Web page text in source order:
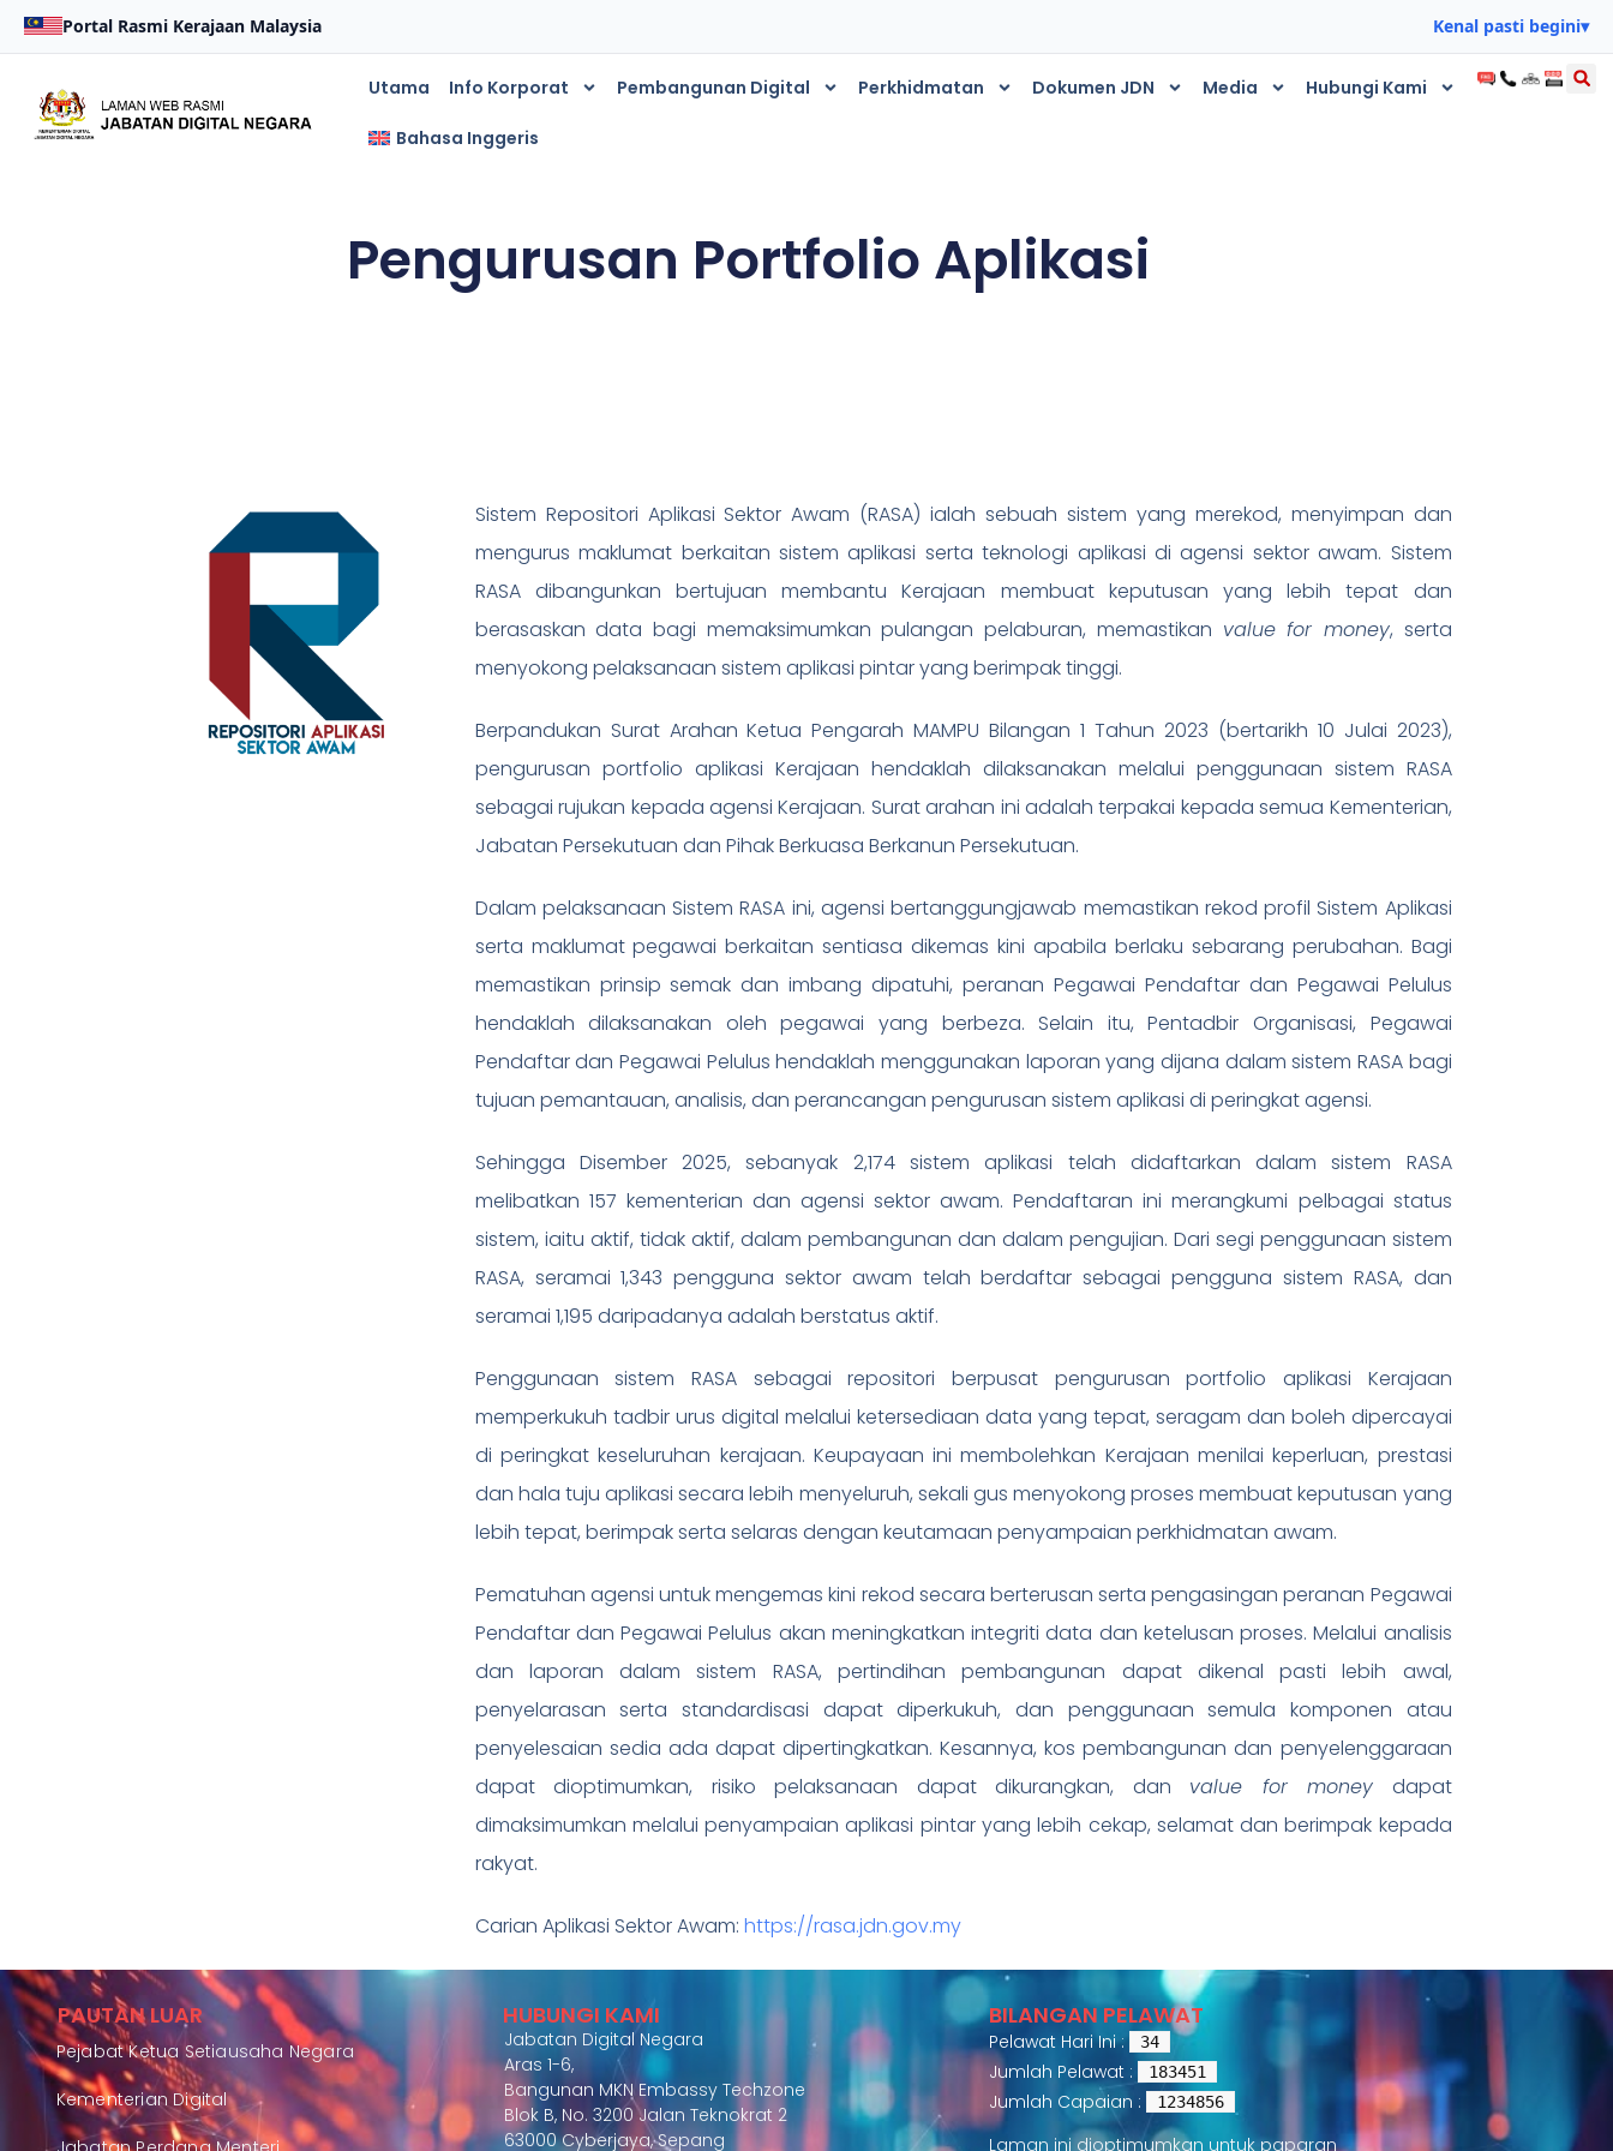
Portal Rasmi Kerajaan Malaysia Kenal pasti begini▾
Utama Info Korporat Pembangunan Digital Perkhidmatan Dokumen JDN Media Hubungi Kami
Bahasa Inggeris
Pengurusan Portfolio Aplikasi
Sistem Repositori Aplikasi Sektor Awam (RASA) ialah sebuah sistem yang merekod, menyimpan dan
mengurus maklumat berkaitan sistem aplikasi serta teknologi aplikasi di agensi sektor awam. Sistem
RASA dibangunkan bertujuan membantu Kerajaan membuat keputusan yang lebih tepat dan
berasaskan data bagi memaksimumkan pulangan pelaburan, memastikan value for money, serta
menyokong pelaksanaan sistem aplikasi pintar yang berimpak tinggi.
Berpandukan Surat Arahan Ketua Pengarah MAMPU Bilangan 1 Tahun 2023 (bertarikh 10 Julai 2023),
pengurusan portfolio aplikasi Kerajaan hendaklah dilaksanakan melalui penggunaan sistem RASA
sebagai rujukan kepada agensi Kerajaan. Surat arahan ini adalah terpakai kepada semua Kementerian,
Jabatan Persekutuan dan Pihak Berkuasa Berkanun Persekutuan.
Dalam pelaksanaan Sistem RASA ini, agensi bertanggungjawab memastikan rekod profil Sistem Aplikasi
serta maklumat pegawai berkaitan sentiasa dikemas kini apabila berlaku sebarang perubahan. Bagi
memastikan prinsip semak dan imbang dipatuhi, peranan Pegawai Pendaftar dan Pegawai Pelulus
hendaklah dilaksanakan oleh pegawai yang berbeza. Selain itu, Pentadbir Organisasi, Pegawai
Pendaftar dan Pegawai Pelulus hendaklah menggunakan laporan yang dijana dalam sistem RASA bagi
tujuan pemantauan, analisis, dan perancangan pengurusan sistem aplikasi di peringkat agensi.
Sehingga Disember 2025, sebanyak 2,174 sistem aplikasi telah didaftarkan dalam sistem RASA
melibatkan 157 kementerian dan agensi sektor awam. Pendaftaran ini merangkumi pelbagai status
sistem, iaitu aktif, tidak aktif, dalam pembangunan dan dalam pengujian. Dari segi penggunaan sistem
RASA, seramai 1,343 pengguna sektor awam telah berdaftar sebagai pengguna sistem RASA, dan
seramai 1,195 daripadanya adalah berstatus aktif.
Penggunaan sistem RASA sebagai repositori berpusat pengurusan portfolio aplikasi Kerajaan
memperkukuh tadbir urus digital melalui ketersediaan data yang tepat, seragam dan boleh dipercayai
di peringkat keseluruhan kerajaan. Keupayaan ini membolehkan Kerajaan menilai keperluan, prestasi
dan hala tuju aplikasi secara lebih menyeluruh, sekali gus menyokong proses membuat keputusan yang
lebih tepat, berimpak serta selaras dengan keutamaan penyampaian perkhidmatan awam.
Pematuhan agensi untuk mengemas kini rekod secara berterusan serta pengasingan peranan Pegawai
Pendaftar dan Pegawai Pelulus akan meningkatkan integriti data dan ketelusan proses. Melalui analisis
dan laporan dalam sistem RASA, pertindihan pembangunan dapat dikenal pasti lebih awal,
penyelarasan serta standardisasi dapat diperkukuh, dan penggunaan semula komponen atau
penyelesaian sedia ada dapat dipertingkatkan. Kesannya, kos pembangunan dan penyelenggaraan
dapat dioptimumkan, risiko pelaksanaan dapat dikurangkan, dan value for money dapat
dimaksimumkan melalui penyampaian aplikasi pintar yang lebih cekap, selamat dan berimpak kepada
rakyat.
Carian Aplikasi Sektor Awam: https://rasa.jdn.gov.my
PAUTAN LUAR
Pejabat Ketua Setiausaha Negara
Kementerian Digital
HUBUNGI KAMI
Jabatan Digital Negara
Aras 1-6,
Bangunan MKN Embassy Techzone
Blok B, No. 3200 Jalan Teknokrat 2
63000 Cyberjaya, Sepang
BILANGAN PELAWAT
Pelawat Hari Ini : 34
Jumlah Pelawat : 183451
Jumlah Capaian : 1234856
Laman ini dioptimumkan untuk paparan